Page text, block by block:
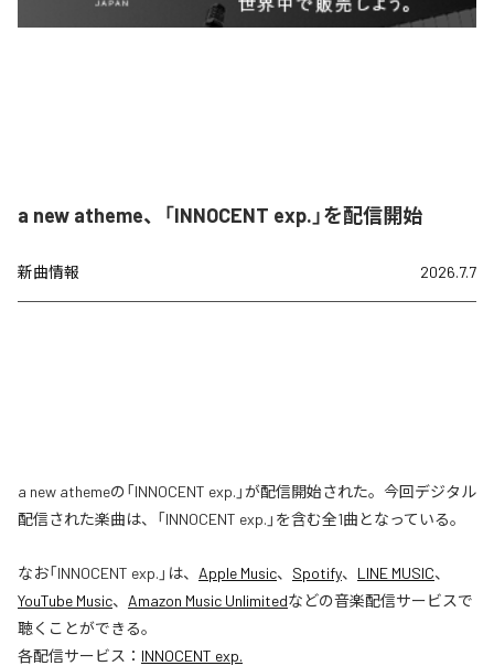
a new atheme、「INNOCENT exp.」を配信開始
新曲情報 2026.7.7
a new athemeの「INNOCENT exp.」が配信開始された。今回デジタル
配信された楽曲は、「INNOCENT exp.」を含む全1曲となっている。
なお「INNOCENT exp. 」は、 Apple Music、 Spotify、 LINE MUSIC、
YouTube Music、 Amazon Music Unlimitedなどの音楽配信サービスで
聴くことができる。
各配信サービス： INNOCENT exp.